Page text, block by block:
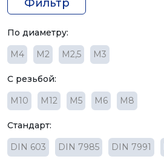
Фильтр
По диаметру:
M4
М2 М2,5 М3
С резьбой:
М10
М12 М5 М6 М8
Стандарт:
DIN 603
DIN 7985 DIN 7991